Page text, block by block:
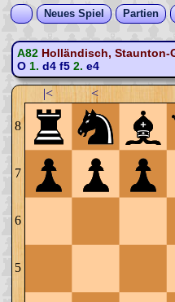
Neues Spiel Partien
A82 Holländisch, Staunton-
O1. d4 f52. e4
|< <
8
7
6
5